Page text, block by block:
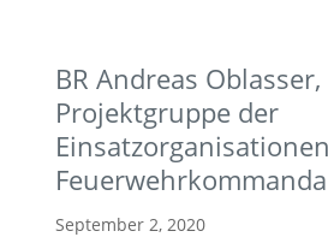
BR Andreas
Projektgruppe der
September 2, 2020